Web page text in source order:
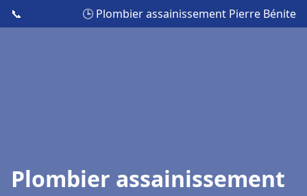
📞 🕒 Plombier assainissement Pierre Bénite
Plombier assainissement